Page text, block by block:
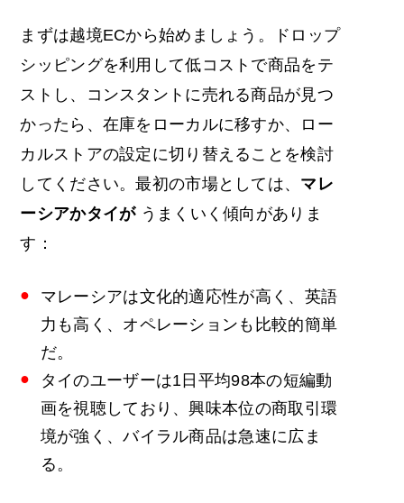
まずは越境ECから始めましょう。ドロップ
シッピングを利用して低コストで商品をテ
ストし、コンスタントに売れる商品が見つ
かったら、在庫をローカルに移すか、ロー
カルストアの設定に切り替えることを検討
してください。最初の市場としては、 マレ
ーシアかタイが うまくいく傾向がありま
す：
マレーシアは文化的適応性が高く、英語
力も高く、オペレーションも比較的簡単
だ。
タイのユーザーは1日平均98本の短編動
画を視聴しており、興味本位の商取引環
境が強く、バイラル商品は急速に広ま
る。